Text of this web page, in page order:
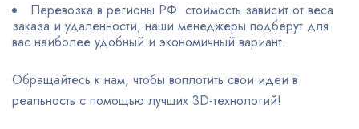
Перевозка в регионы РФ: стоимость зависит от веса
заказа и удаленности, наши менеджеры подберут для
вас наиболее удобный и экономичный вариант.
Обращайтесь к нам, чтобы воплотить свои идеи в
реальность с помощью лучших 3D-технологий!